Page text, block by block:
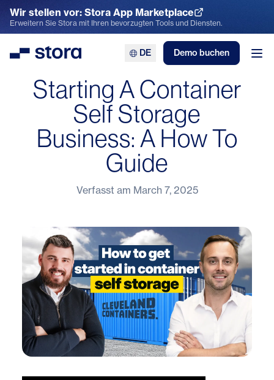
Wir stellen vor: Stora App Marketplace
App Marketplace entdecken
Erweitern Sie Stora mit Ihren bevorzugten Tools und Diensten.
Stora DE Demo buchen
Starting A Container
Self Storage
Business: A How To
Guide
Verfasst am March 7, 2025